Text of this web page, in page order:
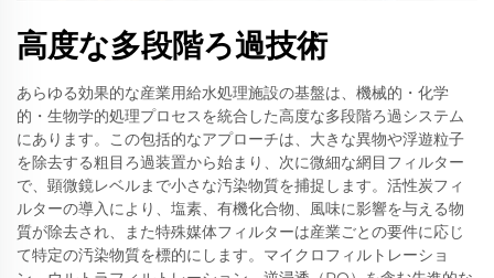
高度な多段階ろ過技術
あらゆる効果的な産業用給水処理施設の基盤は、機械的・化学
的・生物学的処理プロセスを統合した高度な多段階ろ過システム
にあります。この包括的なアプローチは、大きな異物や浮遊粒子
を除去する粗目ろ過装置から始まり、次に微細な網目フィルター
で、顕微鏡レベルまで小さな汚染物質を捕捉します。活性炭フィ
ルターの導入により、塩素、有機化合物、風味に影響を与える物
質が除去され、また特殊媒体フィルターは産業ごとの要件に応じ
て特定の汚染物質を標的にします。マイクロフィルトレーショ